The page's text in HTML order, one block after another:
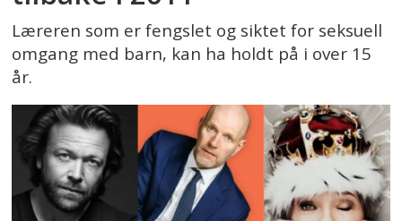
Læreren som er fengslet og siktet for seksuell
omgang med barn, kan ha holdt på i over 15
år.